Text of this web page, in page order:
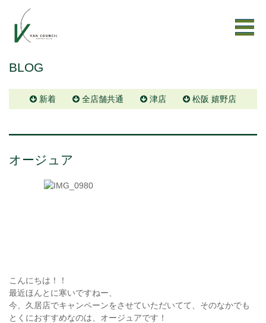
BLOG
新着 全店舗共通 津店 松阪 嬉野店
オージュア
こんにちは！！
最近ほんとに寒いですねー、
今、久居店でキャンペーンをさせていただいてて、そのなかでも
とくにおすすめなのは、オージュアです！